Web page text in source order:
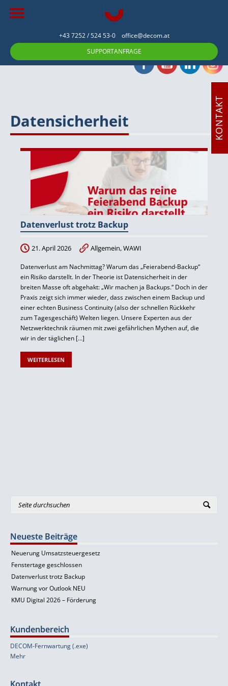
+43 7252 / 524 53-0 office@decom.at
SUPPORTANFRAGE
Datensicherheit
Datenverlust trotz Backup
21. April 2026 Allgemein,WAWI
Datenverlust am Nachmittag? Warum das „Feierabend-Backup“
ein Risiko darstellt. In der Theorie ist Datensicherheit in der
breiten Masse oft abgehakt: „Wir machen ja Backups.“ Doch in der
Praxis zeigt sich immer wieder, dass zwischen einem Backup und
einer echten Business Continuity (also der schnellen Rückkehr
zum Tagesgeschäft) Welten liegen. Unsere Experten aus der
Netzwerktechnik räumen mit zwei gefährlichen Mythen auf, die
wir in der täglichen […]
WEITERLESEN
Neueste Beiträge
Neuerung Umsatzsteuergesetz
Fenstertage geschlossen
Datenverlust trotz Backup
Warnung vor Outlook NEU
KMU Digital 2026 – Förderung
Kundenbereich
DECOM-Fernwartung (.exe)
Mehr
KONTAKT